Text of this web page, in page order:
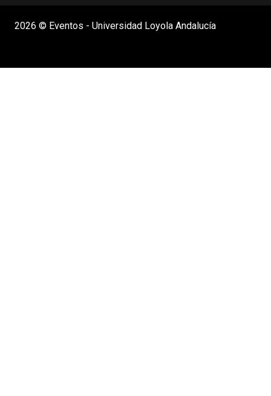
2026 © Eventos - Universidad Loyola Andalucía